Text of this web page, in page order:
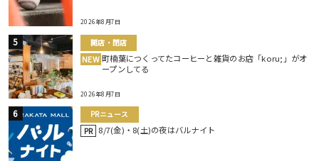
2026年8月7日
開店・閉店
NEW 町楠葉につくってたコーヒーと雑貨のお店「koru;」がオ
ープンしてる
2026年8月7日
PRニュース
PR 8/7(金)・8(土)の夜はバルナイト